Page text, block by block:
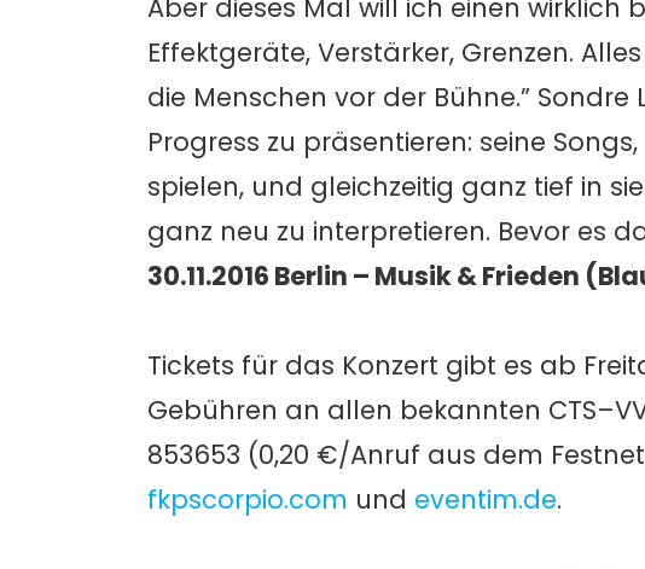
Aber dieses Mal will ich einen wirklich
Effektgeräte, Verstärker, Grenzen.
die Menschen vor der Bühne.”
Progress zu präsentieren: seine
spielen, und gleichzeitig ganz tief in
ganz neu zu interpretieren. Bevor es
30.11.2016 Berlin – Musik & Frieden
Tickets für das Konzert gibt es ab
Gebühren an allen bekannten
853653 (0,20 €/Anruf aus dem
fkpscorpio.com und eventim.de.